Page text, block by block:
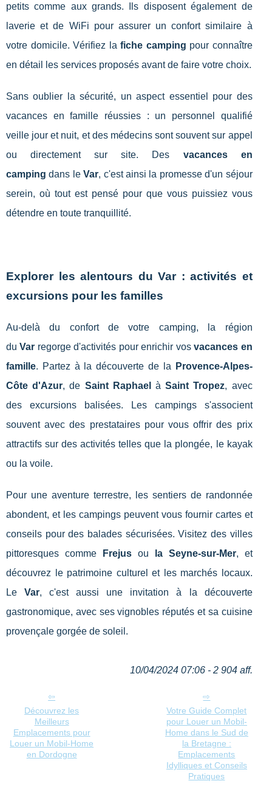
petits comme aux grands. Ils disposent également de
laverie et de WiFi pour assurer un confort similaire à
votre domicile. Vérifiez lafiche camping pour connaître
en détail les services proposés avant de faire votre choix.
Sans oublier la sécurité, un aspect essentiel pour des
vacances en famille réussies : un personnel qualifié
veille jour et nuit, et des médecins sont souvent sur appel
ou directement sur site. Des vacances en
camping dans leVar, c'est ainsi la promesse d'un séjour
serein, où tout est pensé pour que vous puissiez vous
détendre en toute tranquillité.
Explorer les alentours du Var : activités et
excursions pour les familles
Au-delà du confort de votre camping, la région
duVar regorge d'activités pour enrichir vosvacances en
famille. Partez à la découverte de la
Provence-Alpes-
Côte d'Azur, de Saint Raphael àSaint Tropez, avec
des excursions balisées. Les campings s'associent
souvent avec des prestataires pour vous offrir des prix
attractifs sur des activités telles que la plongée, le kayak
ou la voile.
Pour une aventure terrestre, les sentiers de randonnée
abondent, et les campings peuvent vous fournir cartes et
conseils pour des balades sécurisées. Visitez des villes
pittoresques comme
Frejusou la Seyne-sur-Mer, et
découvrez le patrimoine culturel et les marchés locaux.
LeVar, c'est aussi une invitation à la découverte
gastronomique, avec ses vignobles réputés et sa cuisine
provençale gorgée de soleil.
10/04/2024 07:06 - 2 904 aff.
Découvrez les
Meilleurs
Emplacements pour
Louer un Mobil-Home
en Dordogne
Votre Guide Complet
pour Louer un Mobil-
Home dans le Sud de
la Bretagne :
Emplacements
Idylliques et Conseils
Pratiques